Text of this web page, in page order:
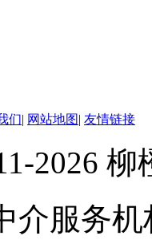
们| 网站地图| 友情链接
2026
介服务